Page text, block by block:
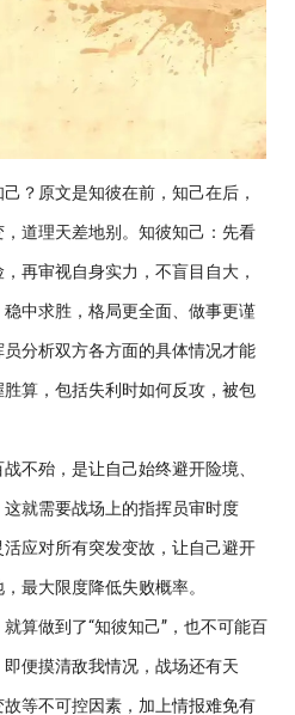
？原文是知彼在前，知己在后，
道理天差地别。知彼知己：先看
再审视自身实力，不盲目自大，
中求胜，格局更全面、做事更谨
分析双方各方面的具体情况才能
算，包括失利时如何反攻，被包
不殆，是让自己始终避开险境、
就需要战场上的指挥员审时度
应对所有突发变故，让自己避开
最大限度降低失败概率。
做到了“知彼知己”，也不可能百
便摸清敌我情况，战场还有天
等不可控因素，加上情报难免有